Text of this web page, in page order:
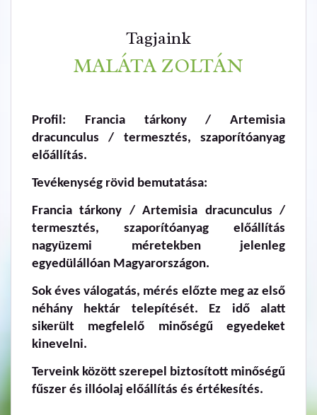
Tagjaink
MALÁTA ZOLTÁN
Profil: Francia tárkony / Artemisia
dracunculus / termesztés, szaporítóanyag
előállítás.
Tevékenység rövid bemutatása:
Francia tárkony / Artemisia dracunculus /
termesztés, szaporítóanyag előállítás
nagyüzemi méretekben jelenleg
egyedülállóan Magyarországon.
Sok éves válogatás, mérés előzte meg az első
néhány hektár telepítését. Ez idő alatt
sikerült megfelelő minőségű egyedeket
kinevelni.
Terveink között szerepel biztosított minőségű
fűszer és illóolaj előállítás és értékesítés.